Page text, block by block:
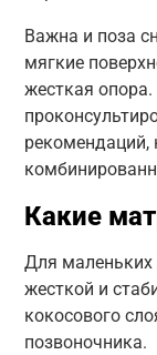
Важна и поза
мягкие
жесткая
Какие
Для маленьких
жесткой и
кокосового
позвоночника.